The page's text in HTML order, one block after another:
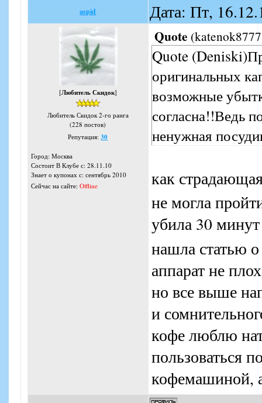
aspid Дата: Пт,
[Любитель Скидок]
Любитель Скидок 2-го ранга
(228 постов)
Репутация:30
Город: Москва
Состоит В Клубе с: 28.11.10
Знает о купонах с: сентябрь 2010
Сейчас на сайте: Offline
Quote (katenok8777
Quote
оригинальных
возможные
согласна!!Ведь
ненужная
как
не могла
убила 30
нашла статью о
аппарат не
но все выше
и
кофе люблю
пользоваться
кофемашиной,